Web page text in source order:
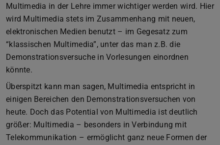
Multimedia in der Lehre immer wichtiger werden wird. Hier
wird Multimedia stets im Zusammenhang mit neuen,
elektronischen Medien benutzt – im Gegesatz zum
“klassischen Multimedia”, unter das man z.B. die
Demonstrationsversuche in Vorlesungen einordnen
könnte.
Überspitzt kann man sagen, Multimedia entspricht in
einigen Bereichen den Demonstrationsversuchen von
heute. Doch das Potential von Multimedia ist deutlich
größer: Multimedia – besonders in Verbindung mit
Telekommunikation – ermöglicht ganz neue Formen der